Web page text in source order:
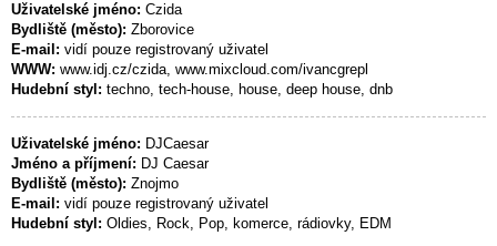
Uživatelské jméno: Czida
Bydliště (město): Zborovice
E-mail: vidí pouze registrovaný uživatel
WWW: www.idj.cz/czida, www.mixcloud.com/ivancgrepl
Hudební styl: techno, tech-house, house, deep house, dnb
Uživatelské jméno: DJCaesar
Jméno a příjmení: DJ Caesar
Bydliště (město): Znojmo
E-mail: vidí pouze registrovaný uživatel
Hudební styl: Oldies, Rock, Pop, komerce, rádiovky, EDM